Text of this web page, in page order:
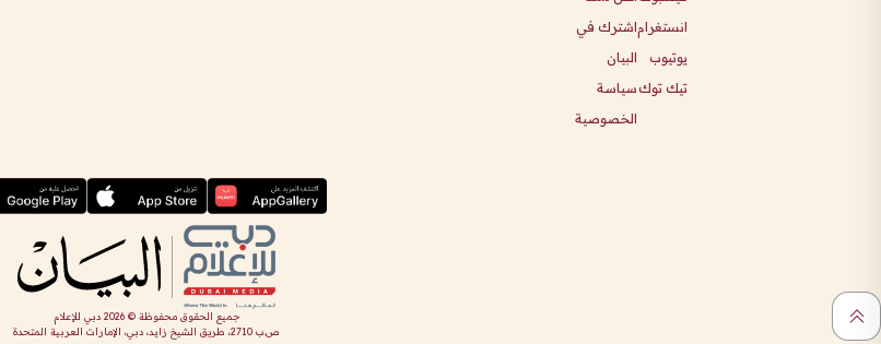
انستغرام
يوتيوب
تيك توك
اشترك في
البيان
سياسة
الخصوصية
جميع الحقوق محفوظة ©2026 دبي للإعلام
ص.ب 2710، طريق الشيخ زايد، دبي، الإمارات العربية المتحدة